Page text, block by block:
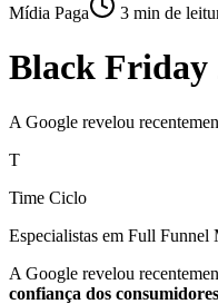
Mídia Paga
3 min de
Black Friday
A Google revelou
T
Time Ciclo
Especialistas em Full Funnel
A Google revelou
confiança dos consumidores